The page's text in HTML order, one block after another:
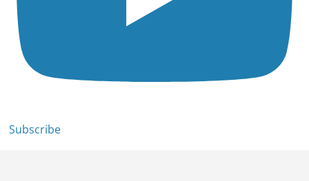
Subscribe